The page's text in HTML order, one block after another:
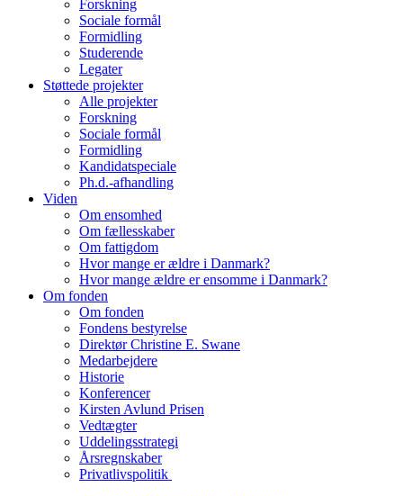
Forskning
Sociale formål
Formidling
Studerende
Legater
Støttede projekter
Alle projekter
Forskning
Sociale formål
Formidling
Kandidatspeciale
Ph.d.-afhandling
Viden
Om ensomhed
Om fællesskaber
Om fattigdom
Hvor mange er ældre i Danmark?
Hvor mange ældre er ensomme i Danmark?
Om fonden
Om fonden
Fondens bestyrelse
Direktør Christine E. Swane
Medarbejdere
Historie
Konferencer
Kirsten Avlund Prisen
Vedtægter
Uddelingsstrategi
Årsregnskaber
Privatlivspolitik